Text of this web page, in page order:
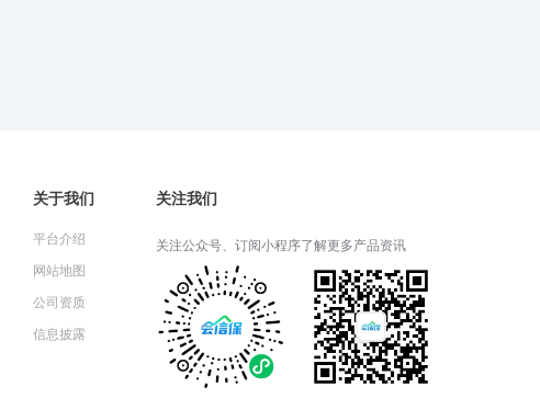
2024-06-03 05:14:57
财产一切险的理赔流程详解
2024-05-31 03:14:27
关于我们
平台介绍
网站地图
公司资质
信息披露
关注我们
关注公众号、订阅小程序了解更多产品资讯